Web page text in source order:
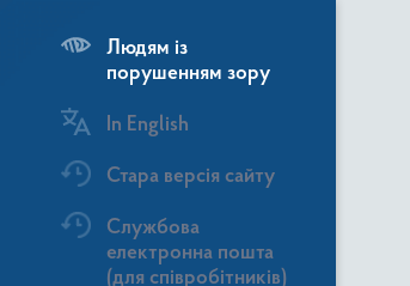
Людям із
порушенням зору
In English
Стара версія сайту
Службова
електронна пошта
(для співробітників)